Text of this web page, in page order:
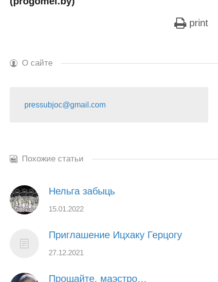
print
О сайте
pressubjoc@gmail.com
Похожие статьи
Нельга забыць
15.01.2022
Приглашение Ицхаку Герцогу
27.12.2021
Прощайте, маэстро…